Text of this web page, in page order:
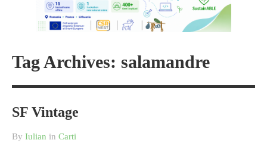
DESCARCĂ!
Tag Archives: salamandre
SF Vintage
By Iulian in Carti